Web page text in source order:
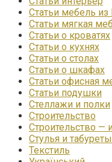
Статьи мебель из
Статьи мягкая
Статьи о кроватях
Статьи о кухнях
Статьи о столах
Статьи о шкафах
Статьи офисная
Статьи подушки
Стеллажи и полки
Строительство
Строительство —
Стулья и табуреты
Текстиль